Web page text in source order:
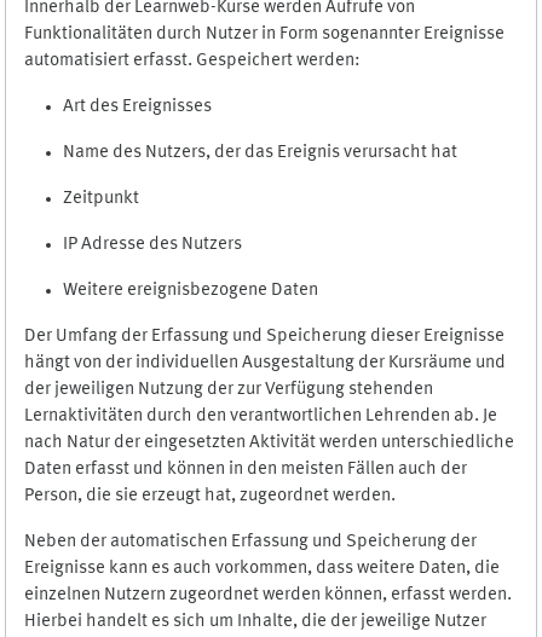
Innerhalb der Learnweb-Kurse werden Aufrufe von
Funktionalitäten durch Nutzer in Form sogenannter Ereignisse
automatisiert erfasst. Gespeichert werden:
Art des Ereignisses
Name des Nutzers, der das Ereignis verursacht hat
Zeitpunkt
IP Adresse des Nutzers
Weitere ereignisbezogene Daten
Der Umfang der Erfassung und Speicherung dieser Ereignisse
hängt von der individuellen Ausgestaltung der Kursräume und
der jeweiligen Nutzung der zur Verfügung stehenden
Lernaktivitäten durch den verantwortlichen Lehrenden ab. Je
nach Natur der eingesetzten Aktivität werden unterschiedliche
Daten erfasst und können in den meisten Fällen auch der
Person, die sie erzeugt hat, zugeordnet werden.
Neben der automatischen Erfassung und Speicherung der
Ereignisse kann es auch vorkommen, dass weitere Daten, die
einzelnen Nutzern zugeordnet werden können, erfasst werden.
Hierbei handelt es sich um Inhalte, die der jeweilige Nutzer